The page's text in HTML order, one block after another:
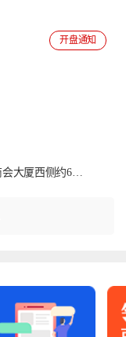
开盘通知
商贸大道一横路南沙香港中华总商会大厦西侧约60米（邮轮母港旁）